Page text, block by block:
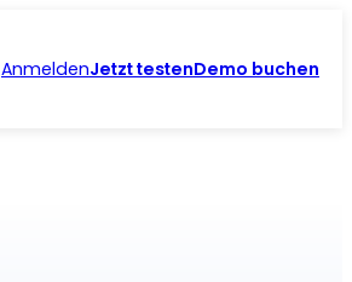
AnmeldenJetzt testenDemo buchen